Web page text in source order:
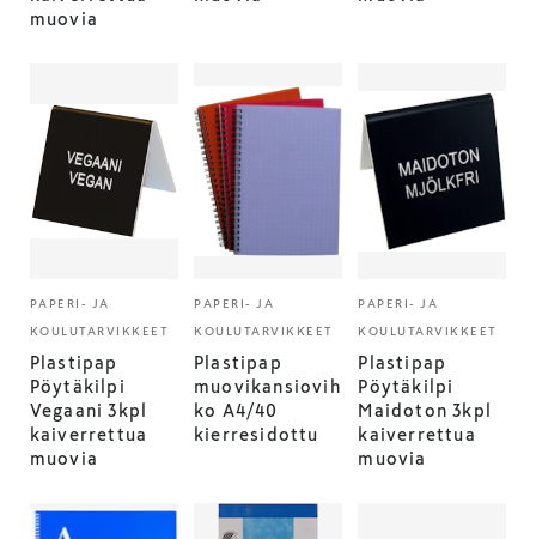
muovia
PAPERI- JA
KOULUTARVIKKEET
Plastipap
Pöytäkilpi
Vegaani 3kpl
kaiverrettua
muovia
PAPERI- JA
KOULUTARVIKKEET
Plastipap
muovikansiovih
ko A4/40
kierresidottu
PAPERI- JA
KOULUTARVIKKEET
Plastipap
Pöytäkilpi
Maidoton 3kpl
kaiverrettua
muovia